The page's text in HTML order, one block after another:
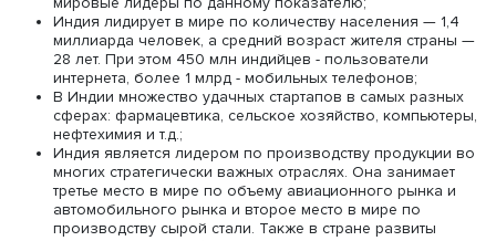
развитию партнерских отношений со странами Азии и
наставник проекта “Лидеры России”Ольга Харина.
Вот ключевые из них:
ВВП Индии за последнее десятилетие вырос на
ежегодно растет примерно на 7,5%, что выводит
мировые лидеры по данному показателю;
Индия лидирует в мире по количеству населения
миллиарда человек, а средний возраст жителя
28 лет. При этом 450 млн индийцев - пользователи